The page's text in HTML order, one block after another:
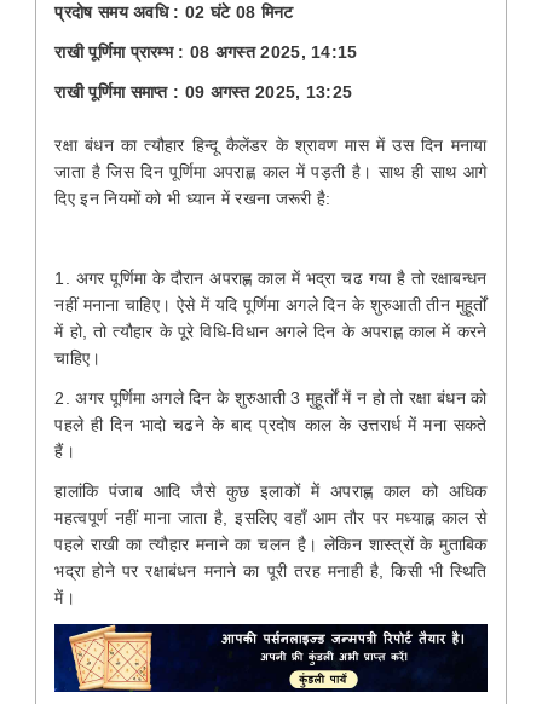
प्रदोष समय अवधि : 02 घंटे 08 मिनट
राखी पूर्णिमा प्रारम्भ : 08 अगस्त 2025, 14:15
राखी पूर्णिमा समाप्त : 09 अगस्त 2025, 13:25
रक्षा बंधन का त्यौहार हिन्दू कैलेंडर के श्रावण मास में उस दिन मनाया
जाता है जिस दिन पूर्णिमा अपराह्ण काल में पड़ती है। साथ ही साथ आगे
दिए इन नियमों को भी ध्यान में रखना जरूरी है:
1. अगर पूर्णिमा के दौरान अपराह्ण काल में भद्रा चढ गया है तो रक्षाबन्धन
नहीं मनाना चाहिए। ऐसे में यदि पूर्णिमा अगले दिन के शुरुआती तीन मुहूर्तों
में हो, तो त्यौहार के पूरे विधि-विधान अगले दिन के अपराह्ण काल में करने
चाहिए।
2. अगर पूर्णिमा अगले दिन के शुरुआती 3 मुहूर्तों में न हो तो रक्षा बंधन को
पहले ही दिन भादो चढने के बाद प्रदोष काल के उत्तरार्ध में मना सकते
हैं।
हालांकि पंजाब आदि जैसे कुछ इलाकों में अपराह्ण काल को अधिक
महत्वपूर्ण नहीं माना जाता है, इसलिए वहाँ आम तौर पर मध्याह्न काल से
पहले राखी का त्यौहार मनाने का चलन है। लेकिन शास्त्रों के मुताबिक
भद्रा होने पर रक्षाबंधन मनाने का पूरी तरह मनाही है, किसी भी स्थिति
में।